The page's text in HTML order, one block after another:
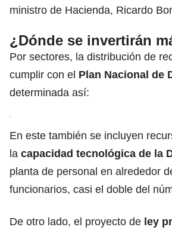
ministro de Hacienda, Ricardo
¿Dónde se invertirán
Por sectores, la distribución de
cumplir con el Plan Nacional de
determinada así:
En este también se incluyen
la capacidad tecnológica de la
planta de personal en alrededor
funcionarios, casi el doble del
De otro lado, el proyecto de ley